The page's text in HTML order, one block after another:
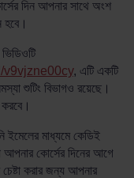
দিন আপনার সাথে অংশ
v9vjzne00cy, এটি একটি
শুটিং বিভাগও রয়েছে।
করবে।
মাধ্যমে কেডিই
আপনার কোর্সের দিনের আগে
করার জন্য আপনার